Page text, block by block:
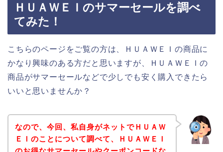
ＨＵＡＷＥＩのサマーセールを調べ
てみた！
こちらのページをご覧の方は、ＨＵＡＷＥＩの商品に
かなり興味のある方だと思いますが、ＨＵＡＷＥＩの
商品がサマーセールなどで少しでも安く購入できたら
いいと思いませんか？
なので、今回、私自身がネットでＨＵＡＷ
ＥＩのことについて調べて、ＨＵＡＷＥＩ